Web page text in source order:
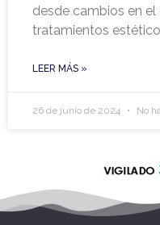
desde cambios en
tratamientos
LEER MÁS »
26 de junio de 2024 No